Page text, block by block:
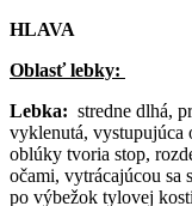
HLAVA
Oblasť lebky:
Lebka: stredne dlhá,
vyklenutá, vystupujúca
oblúky tvoria stop,
očami, vytrácajúcou sa
po výbežok tylovej